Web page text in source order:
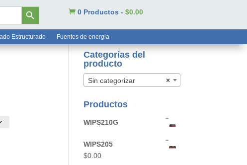
Botón de búsqueda
 0 Productos - $0.00
Estructurado Fuentes de energia
Categorías del
producto
×
Sin categorizar
Productos
WIPS210G
WIPS205
$0.00